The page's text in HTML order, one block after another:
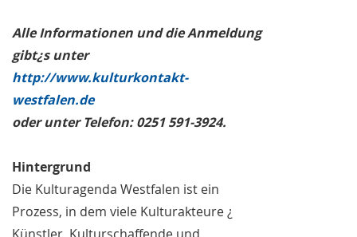
Alle Informationen und die Anmeldung
gibt¿s unter
http://www.kulturkontakt-
westfalen.de
oder unter Telefon: 0251 591-3924.
Hintergrund
Die Kulturagenda Westfalen ist ein
Prozess, in dem viele Kulturakteure ¿